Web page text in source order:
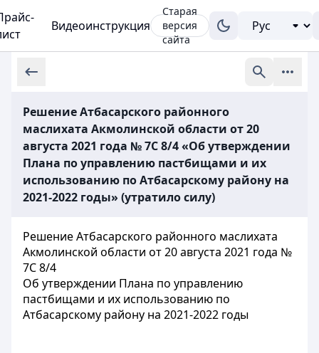
Видеоинструкция
Старая
версия
сайта
Решение Атбасарского районного
маслихата Акмолинской области от 20
августа 2021 года № 7С 8/4 «Об утверждении
Плана по управлению пастбищами и их
использованию по Атбасарскому району на
2021-2022 годы» (утратило силу)
Решение Атбасарского районного маслихата
Акмолинской области от 20 августа 2021 года №
7С 8/4
Об утверждении Плана по управлению
пастбищами и их использованию по
Атбасарскому району на 2021-2022 годы